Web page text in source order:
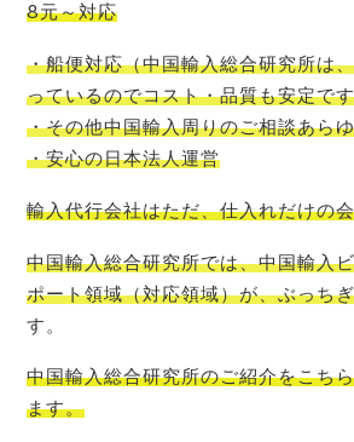
8元～対応
・船便対応（中国輸入総合研究所は
っているのでコスト・品質も安定で
・その他中国輸入周りのご相談あら
・安心の日本法人運営
輸入代行会社はただ、仕入れだけの
中国輸入総合研究所では、中国輸入
ポート領域（対応領域）が、ぶっち
す。
中国輸入総合研究所のご紹介をこち
ます。